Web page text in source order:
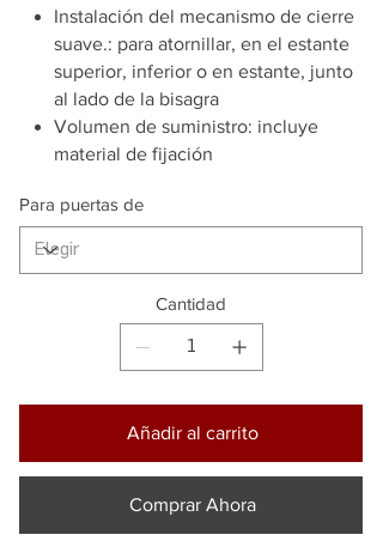
Instalación del mecanismo de cierre
suave.: para atornillar, en el estante
superior, inferior o en estante, junto
al lado de la bisagra
Volumen de suministro: incluye
material de fijación
Para puertas de
Cantidad
Añadir al carrito
Comprar Ahora